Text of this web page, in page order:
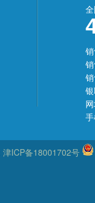
网
津ICP备18001702号